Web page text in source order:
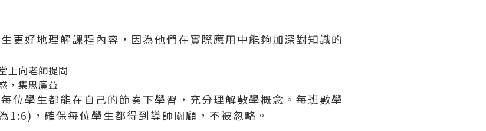
更好地理解課程內容，因為他們在實際應用中能夠加深對知識的
上向老師提問
，集思廣益
位學生都能在自己的節奏下學習，充分理解數學概念。每班數學
1:6)，確保每位學生都得到導師關顧，不被忽略。